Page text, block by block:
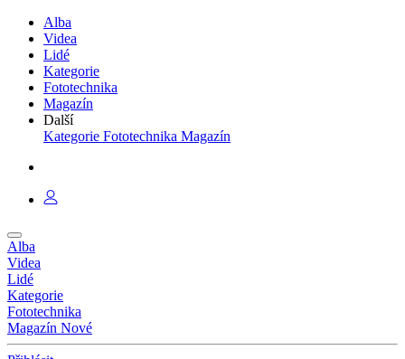
Alba
Videa
Lidé
Kategorie
Fototechnika
Magazín
Další
Kategorie Fototechnika Magazín
Alba
Videa
Lidé
Kategorie
Fototechnika
Magazín Nové